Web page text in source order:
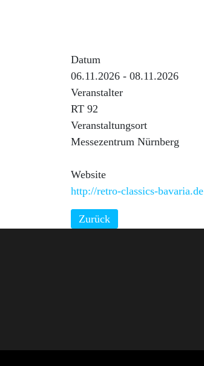
Datum
06.11.2026 - 08.11.2026
Veranstalter
RT 92
Veranstaltungsort
Messezentrum Nürnberg
Website
http://retro-classics-bavaria.de
Zurück